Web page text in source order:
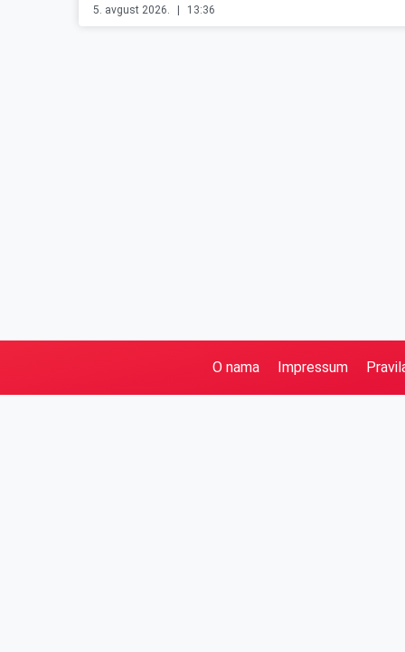
5. avgust 2026. 13:36
O nama Impressum